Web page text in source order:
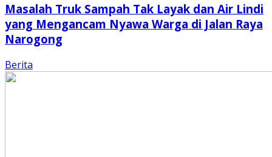
Masalah Truk Sampah Tak Layak dan Air Lindi
yang Mengancam Nyawa Warga di Jalan Raya
Narogong
Berita